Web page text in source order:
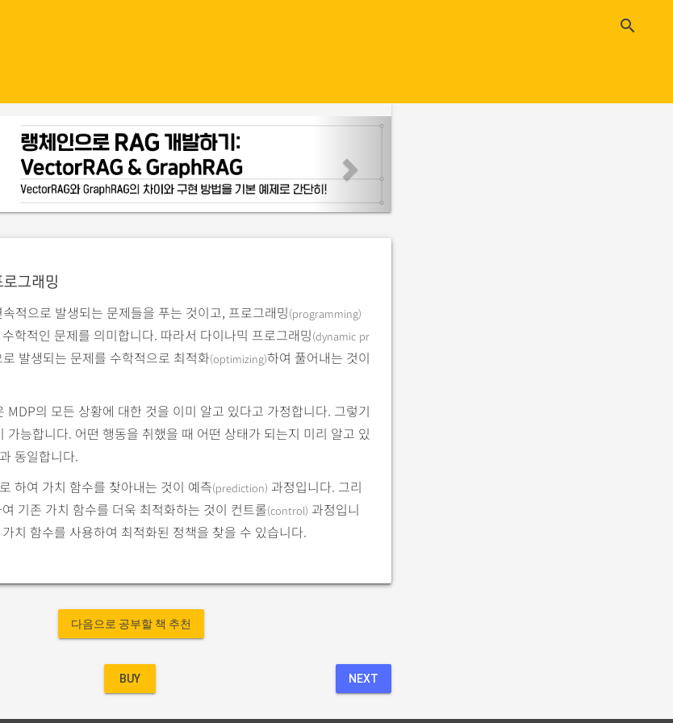
search
x
그래밍
속적으로 발생되는 문제들을 푸는 것이고, 프로그래밍(programming)
학적인 문제를 의미합니다. 따라서 다이나믹 프로그래밍(dynamic pr
발생되는 문제를 수학적으로 최적화(optimizing)하여 풀어내는 것이
MDP의 모든 상황에 대한 것을 이미 알고 있다고 가정합니다. 그렇기
가능합니다. 어떤 행동을 취했을 때 어떤 상태가 되는지 미리 알고 있
동일합니다.
하여 가치 함수를 찾아내는 것이 예측(prediction) 과정입니다. 그리
기존 가치 함수를 더욱 최적화하는 것이 컨트롤(control) 과정입니
치 함수를 사용하여 최적화된 정책을 찾을 수 있습니다.
다음으로 공부할 책 추천
BUY NEXT